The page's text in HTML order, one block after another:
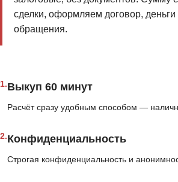
сделки, оформляем договор,
обращения.
1.Выкуп 60 минут
Расчёт сразу удобным способом —
2.Конфиденциальность
Строгая конфиденциальность и